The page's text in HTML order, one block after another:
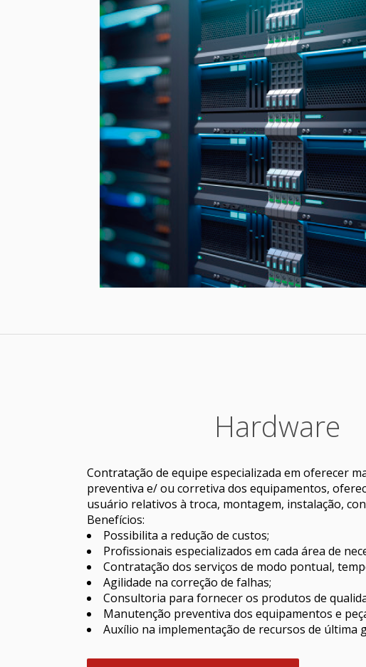
Hardware
Contratação de equipe especializada em oferecer
preventiva e/ ou corretiva dos equipamentos,
usuário relativos à troca, montagem, instalação,
Benefícios:
Possibilita a redução de custos;
Profissionais especializados em cada área de
Contratação dos serviços de modo pontual,
Agilidade na correção de falhas;
Consultoria para fornecer os produtos de
Manutenção preventiva dos equipamentos e
Auxílio na implementação de recursos de última